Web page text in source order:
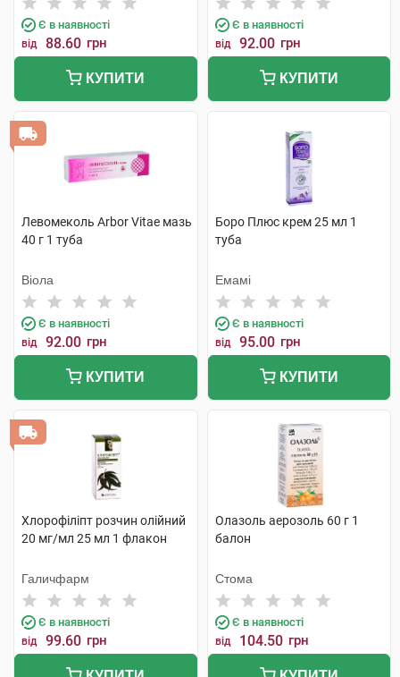
Є в наявності
від 88.60 грн
КУПИТИ
Є в наявності
від 92.00 грн
КУПИТИ
Левомеколь Arbor Vitae мазь
40 г 1 туба
Віола
Є в наявності
від 92.00 грн
КУПИТИ
Боро Плюс крем 25 мл 1
туба
Емамі
Є в наявності
від 95.00 грн
КУПИТИ
Хлорофіліпт розчин олійний
20 мг/мл 25 мл 1 флакон
Галичфарм
Є в наявності
від 99.60 грн
Олазоль аерозоль 60 г 1
балон
Стома
Є в наявності
від 104.50 грн